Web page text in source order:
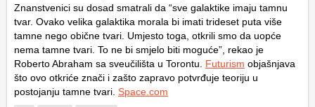
Znanstvenici su dosad smatrali da “sve galaktike imaju tamnu
tvar. Ovako velika galaktika morala bi imati trideset puta više
tamne nego obične tvari. Umjesto toga, otkrili smo da uopće
nema tamne tvari. To ne bi smjelo biti moguće”, rekao je
Roberto Abraham sa sveučilišta u Torontu. Futurism objašnjava
što ovo otkriće znači i zašto zapravo potvrđuje teoriju u
postojanju tamne tvari. Space.com